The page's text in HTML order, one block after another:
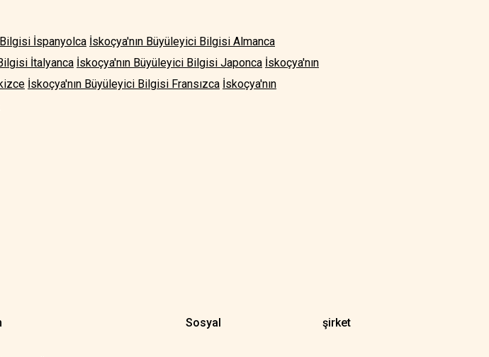
İspanyolca İskoçya'nın Büyüleyici Bilgisi Almanca
İtalyanca İskoçya'nın Büyüleyici Bilgisi Japonca İskoçya'nın
İskoçya'nın Büyüleyici Bilgisi Fransızca İskoçya'nın
Sosyal şirket